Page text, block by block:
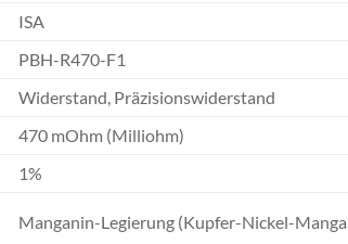
ISA
PBH-R470-F1
Widerstand, Präzisionswiderstand
470 mOhm (Milliohm)
1%
Manganin-Legierung (Kupfer-Nickel-